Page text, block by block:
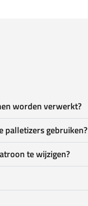
worden verwerkt?
palletizers gebruiken?
te wijzigen?